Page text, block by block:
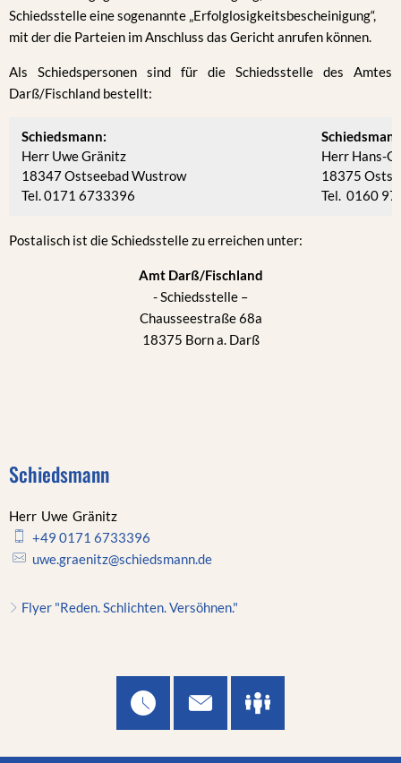
Schiedsstelle eine sogenannte „Erfolglosigkeitsbescheinigung“,
mit der die Parteien im Anschluss das Gericht anrufen können.
Als Schiedspersonen sind für die Schiedsstelle des Amtes
Darß/Fischland bestellt:
Schiedsmann:
Herr Uwe Gränitz
18347 Ostseebad Wustrow
Tel. 0171 6733396
Herr Hans-
18375
Tel. 0160
Postalisch ist die Schiedsstelle zu erreichen unter:
Amt Darß/Fischland
- Schiedsstelle –
Chausseestraße 68a
18375 Born a. Darß
Schiedsmann
Herr Uwe Gränitz
+49 0171 6733396
uwe.graenitz@schiedsmann.de
Flyer "Reden. Schlichten. Versöhnen."